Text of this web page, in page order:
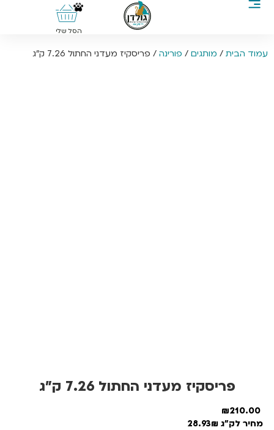
0
הסל שלי
עמוד הבית / מותגים / פורינה / פריסקיז מעדני החתול 7.26 ק”ג
פריסקיז מעדני החתול 7.26 ק”ג
210.00
₪
מחיר לק"ג 28.93₪